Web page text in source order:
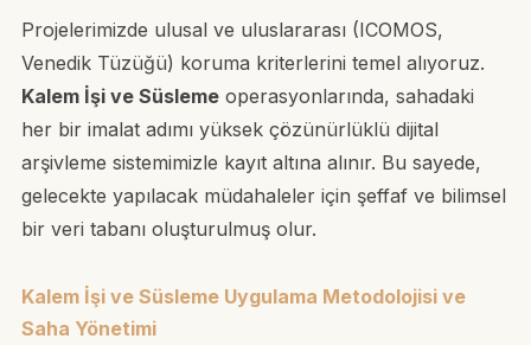
Projelerimizde ulusal ve uluslararası (ICOMOS,
Venedik Tüzüğü) koruma kriterlerini temel alıyoruz.
Kalem İşi ve Süslemeoperasyonlarında, sahadaki
her bir imalat adımı yüksek çözünürlüklü dijital
arşivleme sistemimizle kayıt altına alınır. Bu sayede,
gelecekte yapılacak müdahaleler için şeffaf ve bilimsel
bir veri tabanı oluşturulmuş olur.
Kalem İşi ve Süsleme Uygulama Metodolojisi ve
Saha Yönetimi